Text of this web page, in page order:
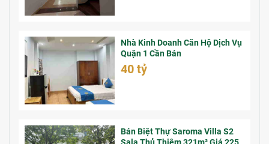
Nhà Kinh Doanh Căn Hộ Dịch Vụ
Quận 1 Cần Bán
40 tỷ
Bán Biệt Thự Saroma Villa S2